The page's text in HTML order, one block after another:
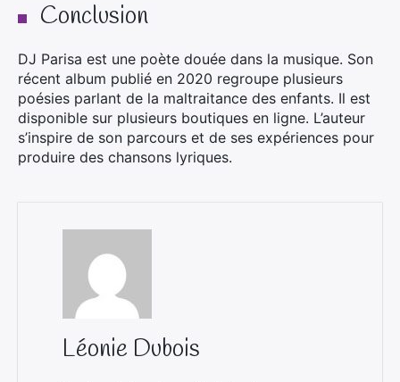
Conclusion
DJ Parisa est une poète douée dans la musique. Son
récent album publié en 2020 regroupe plusieurs
poésies parlant de la maltraitance des enfants. Il est
disponible sur plusieurs boutiques en ligne. L’auteur
s’inspire de son parcours et de ses expériences pour
produire des chansons lyriques.
Léonie Dubois